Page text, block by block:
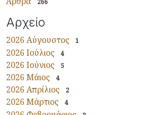
266
Αρχείο
2026 Αύγουστος 1
2026 Ιούλιος 4
2026 Ιούνιος 5
2026 Μάιος 4
2026 Απρίλιος 2
2026 Μάρτιος 4